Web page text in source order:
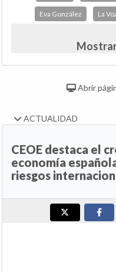
Eva González La
Abrir
ACTUALIDAD
CEOE destaca el
economía
riesgos